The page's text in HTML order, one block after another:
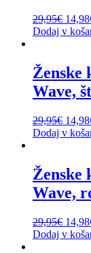
29,95€ 14,98
Dodaj v
Ženske
Wave,
29,95€ 14,98
Dodaj v
Ženske
Wave,
29,95€ 14,98
Dodaj v